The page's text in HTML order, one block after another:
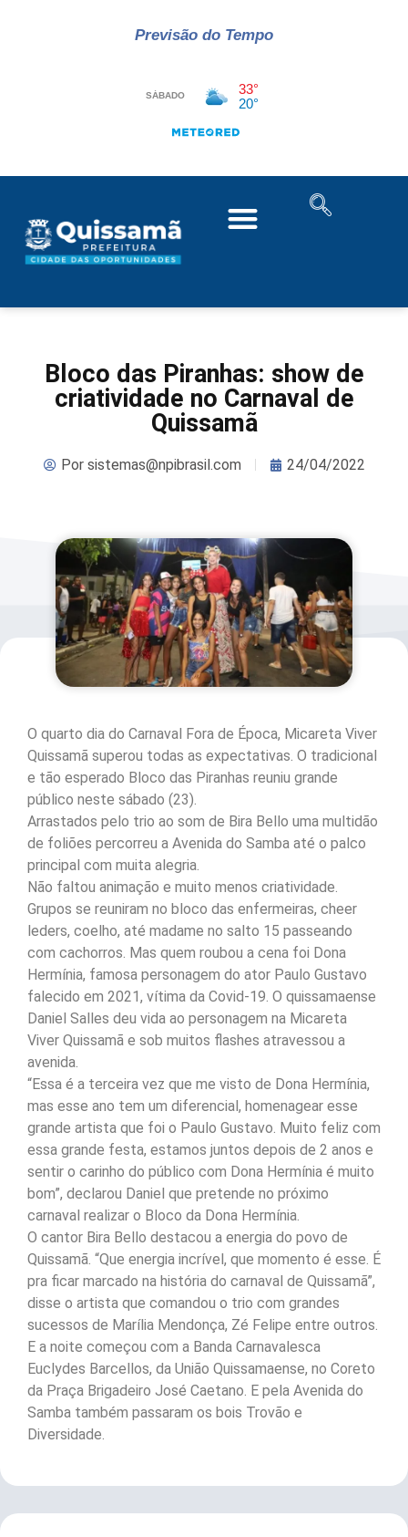
Previsão do Tempo
Bloco das Piranhas: show de
criatividade no Carnaval de
Quissamã
Porsistemas@npibrasil.com 24/04/2022
O quarto dia do Carnaval Fora de Época, Micareta Viver
Quissamã superou todas as expectativas. O tradicional
e tão esperado Bloco das Piranhas reuniu grande
público neste sábado (23).
Arrastados pelo trio ao som de Bira Bello uma multidão
de foliões percorreu a Avenida do Samba até o palco
principal com muita alegria.
Não faltou animação e muito menos criatividade.
Grupos se reuniram no bloco das enfermeiras, cheer
leders, coelho, até madame no salto 15 passeando
com cachorros. Mas quem roubou a cena foi Dona
Hermínia, famosa personagem do ator Paulo Gustavo
falecido em 2021, vítima da Covid-19. O quissamaense
Daniel Salles deu vida ao personagem na Micareta
Viver Quissamã e sob muitos flashes atravessou a
avenida.
“Essa é a terceira vez que me visto de Dona Hermínia,
mas esse ano tem um diferencial, homenagear esse
grande artista que foi o Paulo Gustavo. Muito feliz com
essa grande festa, estamos juntos depois de 2 anos e
sentir o carinho do público com Dona Hermínia é muito
bom”, declarou Daniel que pretende no próximo
carnaval realizar o Bloco da Dona Hermínia.
O cantor Bira Bello destacou a energia do povo de
Quissamã. “Que energia incrível, que momento é esse. É
pra ficar marcado na história do carnaval de Quissamã”,
disse o artista que comandou o trio com grandes
sucessos de Marília Mendonça, Zé Felipe entre outros.
E a noite começou com a Banda Carnavalesca
Euclydes Barcellos, da União Quissamaense, no Coreto
da Praça Brigadeiro José Caetano. E pela Avenida do
Samba também passaram os bois Trovão e
Diversidade.